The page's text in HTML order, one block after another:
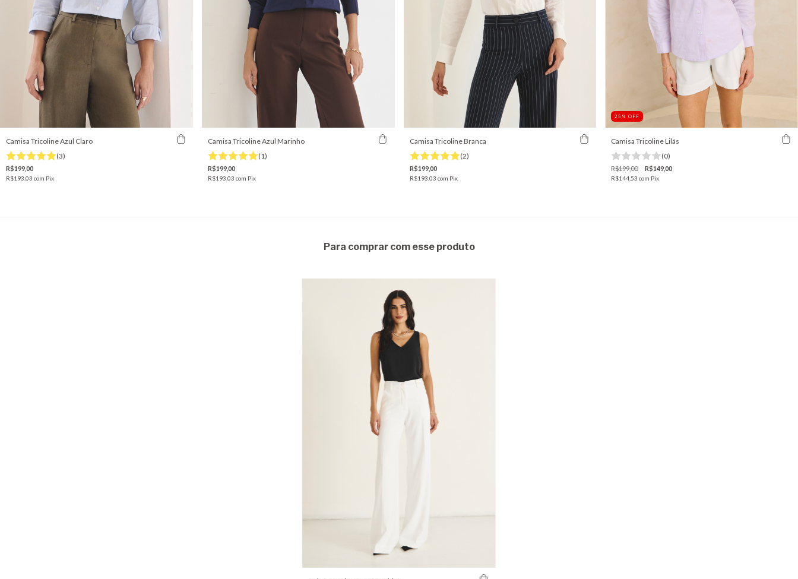
Camisa Tricoline Azul Claro
(3)
R$199,00
R$193,03 com Pix
Camisa Tricoline Azul Marinho
(1)
R$199,00
R$193,03 com Pix
Camisa Tricoline Branca
(2)
R$199,00
R$193,03 com Pix
25 %OFF
Camisa Tricoline Lilás
(0)
R$199,00 R$149,00
R$144,53com Pix
Para comprar com esse produto